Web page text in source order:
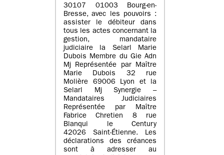
30107 01003 Bourg-en-
Bresse, avec les pouvoirs :
assister le débiteur dans
tous les actes concernant la
gestion, mandataire
judiciaire la Selarl Marie
Dubois Membre du Gie Adn
Mj Représentée par Maître
Marie Dubois 32 rue
Molière 69006 Lyon et la
Selarl Mj Synergie –
Mandataires Judiciaires
Représentée par Maître
Fabrice Chretien 8 rue
Blanqui le Century
42026 Saint-Étienne. Les
déclarations des créances
sont à adresser au